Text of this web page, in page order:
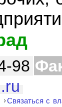
98
Связаться с